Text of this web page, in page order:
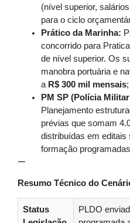
(nível superior,
para o ciclo
Prático da Marinha:
concorrido para
de nível superior. Os
manobra portuária e
a R$ 300 mil mensais;
PM SP (Polícia
Planejamento
prévias que somam
distribuídas em
formação
—
Resumo Técnico do
Status
PLDO